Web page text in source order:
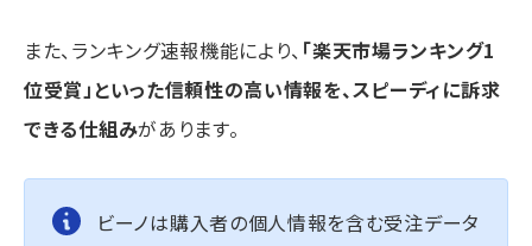
また、ランキング速報機能により、 「楽天市場ランキング1
位受賞」といった信頼性の高い情報を、スピーディに訴求
できる仕組みがあります。
ビーノは購入者の個人情報を含む受注データ